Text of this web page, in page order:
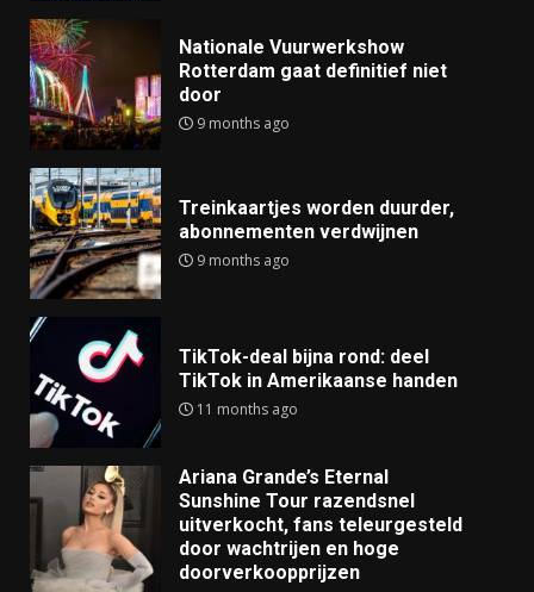
Nationale Vuurwerkshow
Rotterdam gaat definitief niet
door
9 months ago
Treinkaartjes worden duurder,
abonnementen verdwijnen
9 months ago
TikTok-deal bijna rond: deel
TikTok in Amerikaanse handen
11 months ago
Ariana Grande’s Eternal
Sunshine Tour razendsnel
uitverkocht, fans teleurgesteld
door wachtrijen en hoge
doorverkoopprijzen